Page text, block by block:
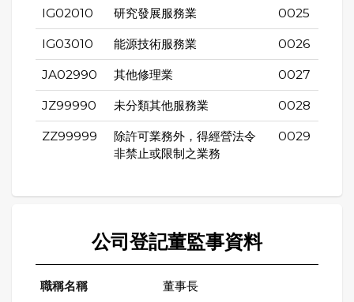
IG02010 研究發展服務業 0025
IG03010 能源技術服務業 0026
JA02990 其他修理業 0027
JZ99990 未分類其他服務業 0028
ZZ99999
除許可業務外，得經營法令
非禁止或限制之業務
0029
公司登記董監事資料
董事長